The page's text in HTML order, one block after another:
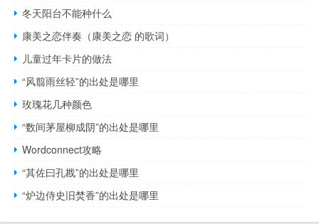
冬天阳台不能种什么
康美之恋伴奏（康美之恋 的歌词）
儿童过年卡片的做法
“风翦雨丝轻”的出处是哪里
玫瑰花几种颜色
“数间茅屋柳成阴”的出处是哪里
Wordconnect攻略
“其佐曰孔戡”的出处是哪里
“炉边侍史旧焚香”的出处是哪里